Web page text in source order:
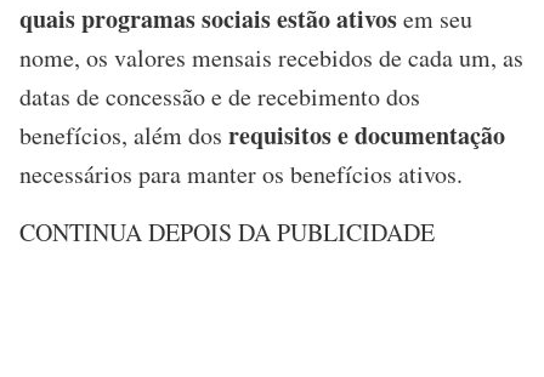
quais programas sociais estão ativosem seu
nome, os valores mensais recebidos de cada um, as
datas de concessão e de recebimento dos
benefícios, além dos requisitos e documentação
necessários para manter os benefícios ativos.
CONTINUA DEPOIS DA PUBLICIDADE